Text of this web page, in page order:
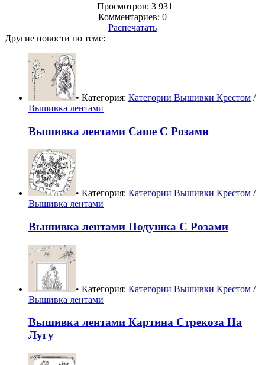
Просмотров: 3 931
Комментариев: 0
Распечатать
Другие новости по теме:
• Категория: Категории Вышивки Крестом /
Вышивка лентами
Вышивка лентами Саше С Розами
• Категория: Категории Вышивки Крестом /
Вышивка лентами
Вышивка лентами Подушка С Розами
• Категория: Категории Вышивки Крестом /
Вышивка лентами
Вышивка лентами Картина Стрекоза На
Лугу